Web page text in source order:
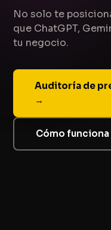
No solo te
que ChatGPT,
tu negocio.
Auditoría de
→
Cómo